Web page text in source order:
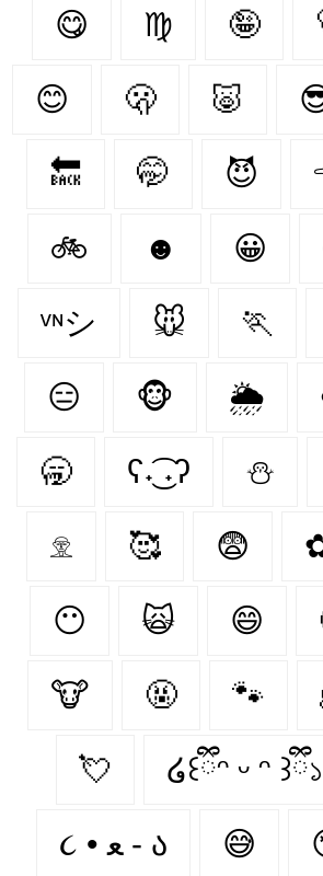
😋 ♍ 🤪
😊 🫢 🐷
🔙 🤭 😈
🚲 ☻ 😀
ᵛᶰシ 🐭 🏃
😑 🐵 🌦
🥱 ʕ˖͜͡ ˖ʔ ⛄
𓁷 🥰 😨
😶‍ 🙀 😄
🐮 🤬 🐾
💘 ໒꒰ྀིᵔ ᵕ ᵔ ꒱ྀི১
૮ • ﻌ - ა⁩ 😅